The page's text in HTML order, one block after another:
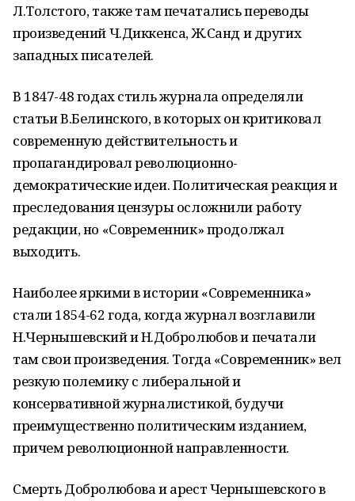
Л.Толстого, также там печатались переводы
произведений Ч.Диккенса, Ж.Санд и других
западных писателей.
В 1847-48 годах стиль журнала определяли
статьи В.Белинского, в которых он критиковал
современную действительность и
пропагандировал революционно-
демократические идеи. Политическая реакция и
преследования цензуры осложнили работу
редакции, но «Современник» продолжал
выходить.
Наиболее яркими в истории «Современника»
стали 1854-62 года, когда журнал возглавили
Н.Чернышевский и Н.Добролюбов и печатали
там свои произведения. Тогда «Современник» вел
резкую полемику с либеральной и
консервативной журналистикой, будучи
преимущественно политическим изданием,
причем революционной направленности.
Смерть Добролюбова и арест Чернышевского в